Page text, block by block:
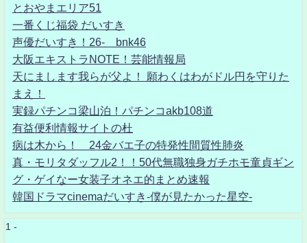
とおやまエリア51
一番くじ福袋 だいすき
声優だいすき！26- bnk46
大阪エキストラNOTE！芸能情報局
天にまします我らが父よ！ 願わくはわがドル円を守りた
まえ！
実録パチンコ梁山泊！パチンコakb108道
有益便利情報サイトの杜
病は木から！ 24金バエ子の特発性間質性肺炎
真・モリタダッフル2！！50代無職独身ガチホモ童貞ギン
グ・ゲイなー女装子オネエ的まとめ速報
韓国ドラマcinemaだいすき-僕が見たかった星空-
1 -